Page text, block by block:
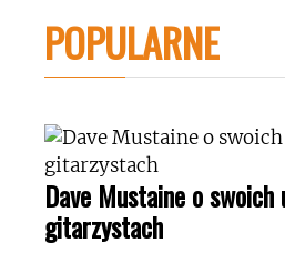
POPULARNE
Dave Mustaine o swoich
gitarzystach